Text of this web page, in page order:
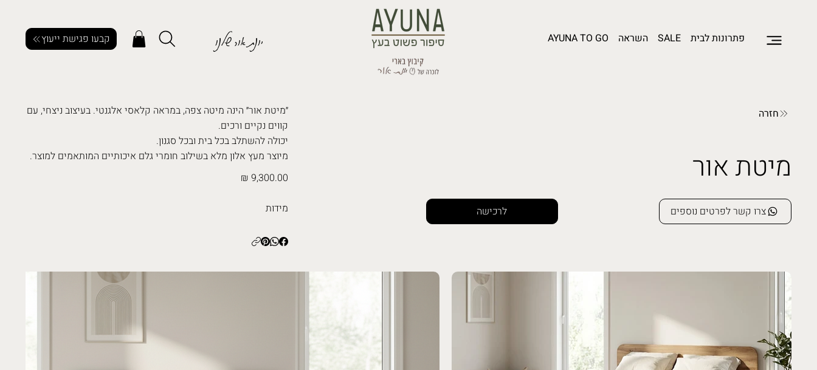
פתרונות לבית SALE השראה AYUNA TO GO יונת אור שלנו קבעו פגישת ייעוץ
חזרה
מיטת אור
לרכישה צרו קשר לפרטים נוספים
״מיטת אור״ הינה מיטה צפה, במראה קלאסי אלגנטי. בעיצוב ניצחי, עם
קווים נקיים ורכים.
יכולה להשתלב בכל בית ובכל סגנון.
מיוצר מעץ אלון מלא בשילוב חומרי גלם איכותיים המותאמים למוצר.
9,300.00 ₪
מידות